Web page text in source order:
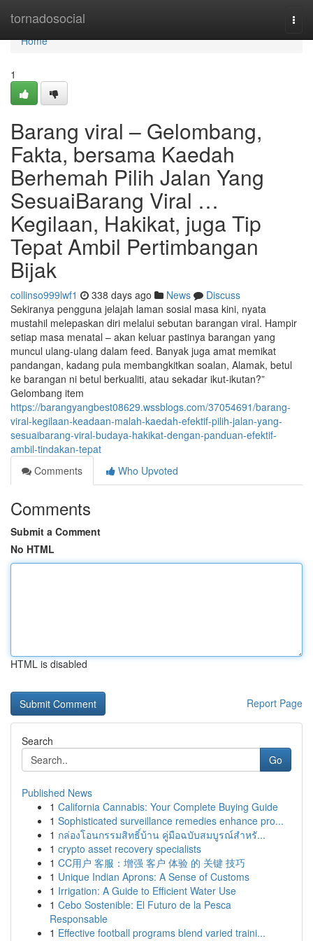
tornadosocial
Home
Home
1
Barang viral – Gelombang,
Fakta, bersama Kaedah
Berhemah Pilih Jalan Yang
SesuaiBarang Viral …
Kegilaan, Hakikat, juga Tip
Tepat Ambil Pertimbangan
Bijak
collinso999lwf1 338 days ago News
Discuss
Sekiranya pengguna jelajah laman sosial masa kini, nyata
mustahil melepaskan diri melalui sebutan barangan viral. Hampir
setiap masa menatal – akan keluar pastinya barangan yang
muncul ulang-ulang dalam feed. Banyak juga amat memikat
pandangan, kadang pula membangkitkan soalan, Alamak, betul
ke barangan ni betul berkualiti, atau sekadar ikut-ikutan?”
Gelombang item
https://barangyangbest08629.wssblogs.com/37054691/barang-
viral-kegilaan-keadaan-malah-kaedah-efektif-pilih-jalan-yang-
sesuaibarang-viral-budaya-hakikat-dengan-panduan-efektif-
ambil-tindakan-tepat
Comments
Who Upvoted
Comments
Submit a Comment
No HTML
HTML is disabled
Report Page
Search
Go
Published News
1 California Cannabis: Your Complete Buying Guide
1 Sophisticated surveillance remedies enhance pro...
1 กล่องโอนกรรมสิทธิ์บ้าน คู่มือฉบับสมบูรณ์สำหรั...
1 crypto asset recovery specialists
1 CC用户 客服：增强 客户 体验 的 关键 技巧
1 Unique Indian Aprons: A Sense of Customs
1 Irrigation: A Guide to Efficient Water Use
1 Cebo Sostenible: El Futuro de la Pesca
Responsable
1 Effective football programs blend varied traini...